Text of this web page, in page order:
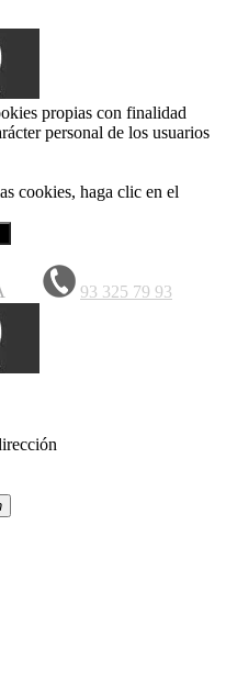
propias con finalidad
personal de los usuarios
cookies, haga clic en el
93 325 79 93